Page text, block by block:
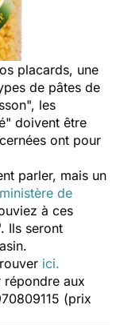
placards, une
de pâtes de
les
doivent être
ont pour
parler, mais un
ministère de
à ces
Ils seront
ici.
répondre aux
(prix